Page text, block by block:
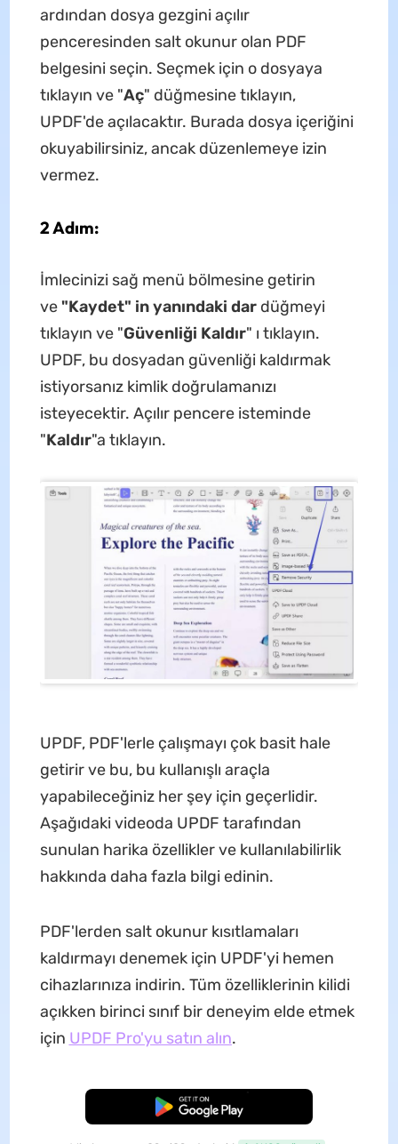
ardından dosya gezgini açılır
penceresinden salt okunur olan PDF
belgesini seçin. Seçmek için o dosyaya
tıklayın ve "Aç" düğmesine tıklayın,
UPDF'de açılacaktır. Burada dosya içeriğini
okuyabilirsiniz, ancak düzenlemeye izin
vermez.
2 Adım:
İmlecinizi sağ menü bölmesine getirin
ve"Kaydet" in yanındaki dardüğmeyi
tıklayın ve "Güvenliği Kaldır" ı tıklayın.
UPDF, bu dosyadan güvenliği kaldırmak
istiyorsanız kimlik doğrulamanızı
isteyecektir. Açılır pencere isteminde
"Kaldır"a tıklayın.
UPDF, PDF'lerle çalışmayı çok basit hale
getirir ve bu, bu kullanışlı araçla
yapabileceğiniz her şey için geçerlidir.
Aşağıdaki videoda UPDF tarafından
sunulan harika özellikler ve kullanılabilirlik
hakkında daha fazla bilgi edinin.
PDF'lerden salt okunur kısıtlamaları
kaldırmayı denemek için UPDF'yi hemen
cihazlarınıza indirin. Tüm özelliklerinin kilidi
açıkken birinci sınıf bir deneyim elde etmek
için UPDF Pro'yu satın alın.
Ücretsiz İndirme